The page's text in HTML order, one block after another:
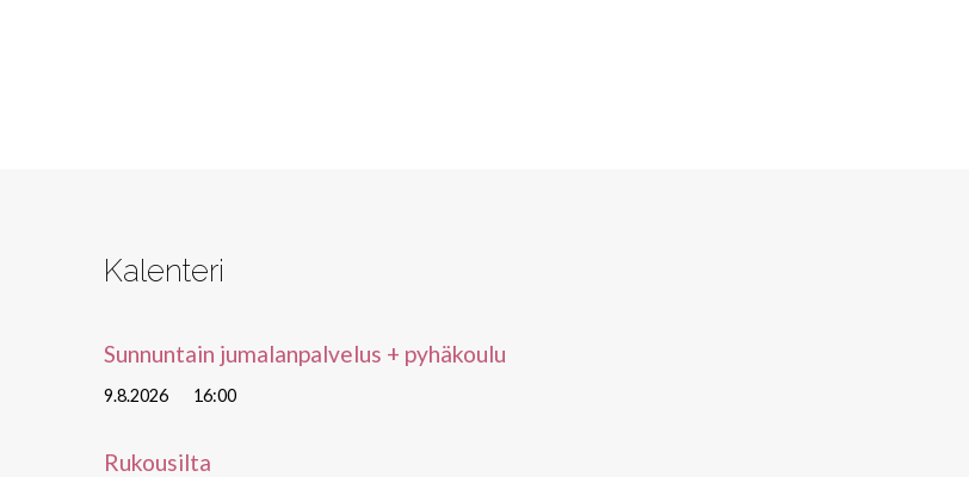
Kalenteri
Sunnuntain jumalanpalvelus + pyhäkoulu
9.8.2026 16:00
Rukousilta